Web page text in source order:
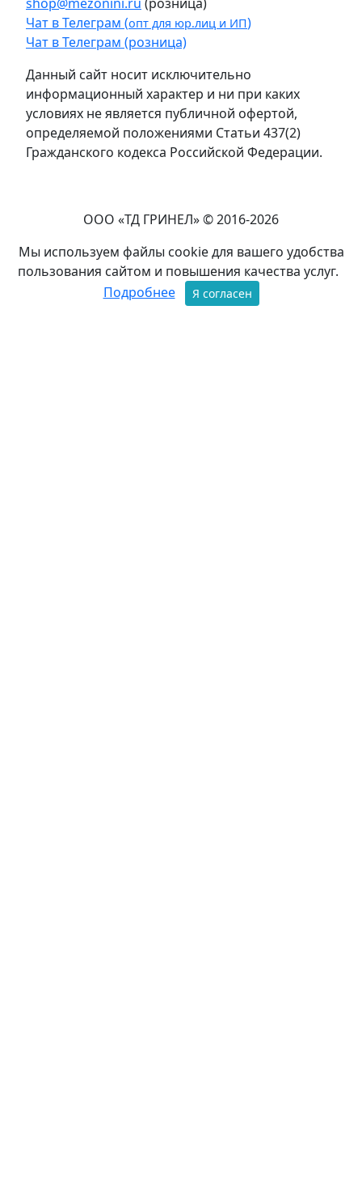
shop@mezonini.ru (розница)
Чат в Телеграм (опт для юр.лиц и ИП)
Чат в Телеграм (розница)
Данный сайт носит исключительно
информационный характер и ни при каких
условиях не является публичной офертой,
определяемой положениями Статьи 437(2)
Гражданского кодекса Российской Федерации.
ООО «ТД ГРИНЕЛ» © 2016-2026
Мы используем файлы cookie для вашего удобства
пользования сайтом и повышения качества услуг.
Подробнее
Я согласен